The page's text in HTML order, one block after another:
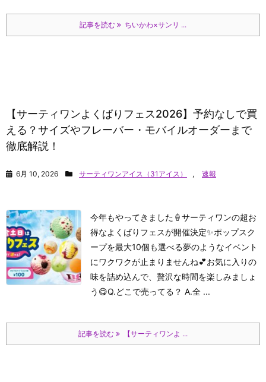
記事を読む ちいかわ×サンリ ...
【サーティワンよくばりフェス2026】予約なしで買
える？サイズやフレーバー・モバイルオーダーまで
徹底解説！
6月 10, 2026 サーティワンアイス（31アイス） , 速報
今年もやってきました🍦サーティワンの超お
得なよくばりフェスが開催決定✨ポップスク
ープを最大10個も選べる夢のようなイベント
にワクワクが止まりませんね💕お気に入りの
味を詰め込んで、贅沢な時間を楽しみましょ
う😋Q.どこで売ってる？ A.全 ...
記事を読む 【サーティワンよ ...